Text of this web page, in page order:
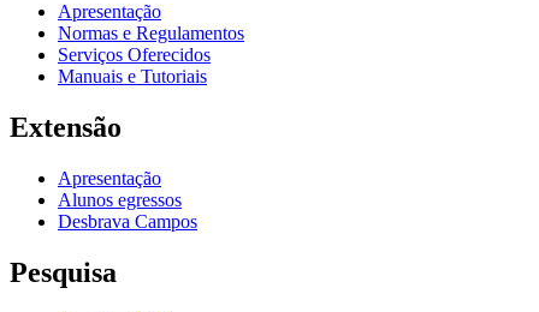
Apresentação
Normas e Regulamentos
Serviços Oferecidos
Manuais e Tutoriais
Extensão
Apresentação
Alunos egressos
Desbrava Campos
Pesquisa